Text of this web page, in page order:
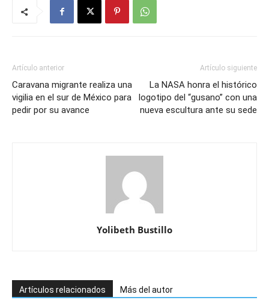
Artículo anterior
Caravana migrante realiza una
vigilia en el sur de México para
pedir por su avance
Artículo siguiente
La NASA honra el histórico
logotipo del “gusano” con una
nueva escultura ante su sede
Yolibeth Bustillo
Artículos relacionados Más del autor